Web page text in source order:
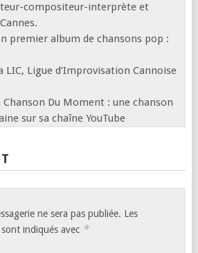
compositeur-interprète et
premier album de chansons pop :
LIC, Ligue d’Improvisation Cannoise
Chanson Du Moment : une chanson
sur sa chaîne YouTube
ne sera pas publiée. Les
indiqués avec *